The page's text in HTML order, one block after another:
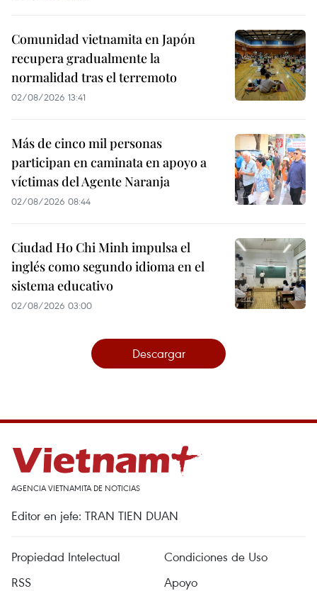
Comunidad vietnamita en Japón
recupera gradualmente la
normalidad tras el terremoto
02/08/2026 13:41
Más de cinco mil personas
participan en caminata en apoyo a
víctimas del Agente Naranja
02/08/2026 08:44
Ciudad Ho Chi Minh impulsa el
inglés como segundo idioma en el
sistema educativo
02/08/2026 03:00
Descargar
AGENCIA VIETNAMITA DE NOTICIAS
Editor en jefe: TRAN TIEN DUAN
Propiedad Intelectual
Condiciones de Uso
RSS
Apoyo